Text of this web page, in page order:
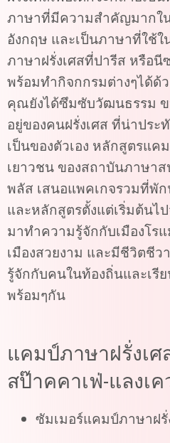
ภาษาที่มีความสำคัญมากใ
อังกฤษ และเป็นภาษาที่ใช้ใ
ภาษาฝรั่งเศสที่ปารีส หรือ
พร้อมทำกิจกกรมต่างๆได้ด้
คุณยังได้ซึมซับวัฒนธรรม
อยู่ของคนฝรั่งเศส ที่น่าปร
เป็นของตัวเอง หลักสูตรแค
เยาวชน ของสถาบันภาษาส
พลัส เสนอแพคเกจรวมที่พั
และหลักสูตรตั้งแต่เริ่มต้นไ
มาทำความรู้จักกับเมืองโร
เมืองสวยงาม และมีชีวิตชีว
รู้จักกับคนในท้องถิ่นและเรี
พร้อมๆกัน
แคมป์ภาษาฝรั่งเ
สป๊าคคาเฟ่-แลงเ
ซัมเมอร์แคมป์ภาษาฝรั่